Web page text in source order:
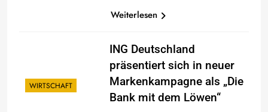
Weiterlesen
WIRTSCHAFT
ING Deutschland
präsentiert sich in neuer
Markenkampagne als „Die
Bank mit dem Löwen“